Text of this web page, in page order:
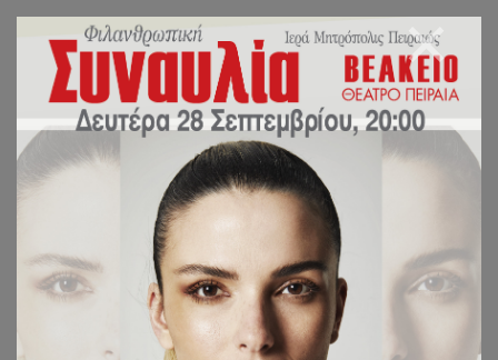
Η ΗΘΙΚΗ
ΚΑΤΑΠΤΩΣΗ ΤΟΥ